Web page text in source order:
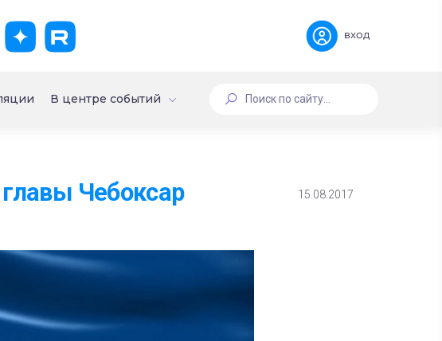
вход
В центре событий
Чебоксар 15.08.2017